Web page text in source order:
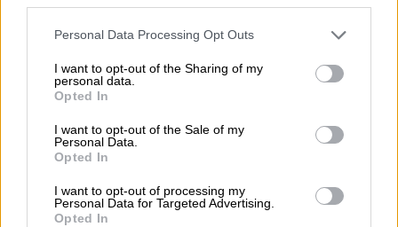
Please note that this website/app uses one or more Google
not limited to your visit or usage behaviour. You may click to
grant or deny consent to Google and its third-party tags to
use your data for below specified purposes in below Google
consent section.
Personal Data Processing Opt Outs
I want to opt-out of the Sharing of my
personal data.
Opted In
I want to opt-out of the Sale of my
Personal Data.
Opted In
I want to opt-out of processing my
Personal Data for Targeted Advertising.
Opted In
Δεδομένης της κακής κατάστασης του
δικτύου, με ασφάλεια μπορεί να εικάσει
κανείς ότι θα υπάρξουν αρκετές
περιπτώσεις δυσλειτουργιών,
δρομολογίων για τις οποίες δε θα
αναζητηθούν ευθύνες ή πληρωμή ρητρών
από την ΤΡΑΙΝΟΣΕ, αλλά το επιβατικό κοινό
θα εξακολουθήσει να ταλαιπωρείται.